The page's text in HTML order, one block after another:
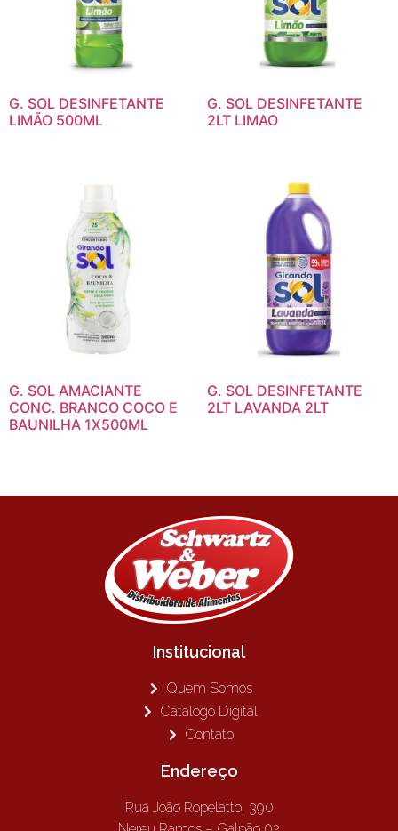
G. SOL DESINFETANTE
LIMÃO 500ML
G. SOL DESINFETANTE
2LT LIMAO
G. SOL AMACIANTE
CONC. BRANCO COCO E
BAUNILHA 1X500ML
G. SOL DESINFETANTE
2LT LAVANDA 2LT
Institucional
Quem Somos
Catálogo Digital
Contato
Endereço
Rua João Ropelatto, 390